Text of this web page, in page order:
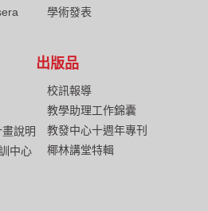
說明
中心
學術發表
出版品
校訊報導
教學助理工作錦囊
教發中心十週年專刊
椰林講堂特輯